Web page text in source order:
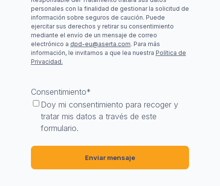
personales con la finalidad de gestionar la solicitud de
información sobre seguros de caución. Puede
ejercitar sus derechos y retirar su consentimiento
mediante el envío de un mensaje de correo
electrónico a dpd-eu@aserta.com. Para más
información, le invitamos a que lea nuestra Política de
Privacidad.
Consentimiento*
Doy mi consentimiento para recoger y
tratar mis datos a través de este
formulario.